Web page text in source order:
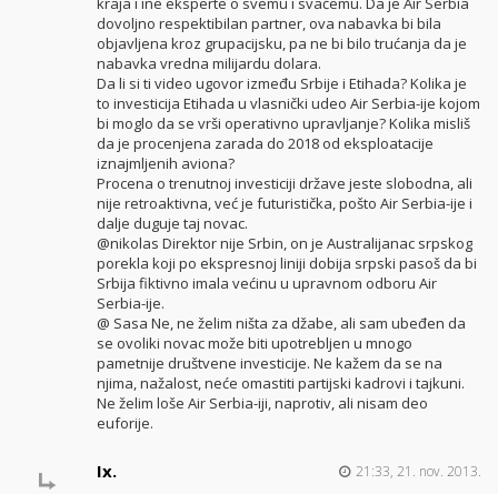
dovoljno respektibilan partner, ova nabavka bi bila
objavljena kroz grupacijsku, pa ne bi bilo trućanja da je
nabavka vredna milijardu dolara.
Da li si ti video ugovor između Srbije i Etihada? Kolika je
to investicija Etihada u vlasnički udeo Air Serbia-ije kojom
bi moglo da se vrši operativno upravljanje? Kolika misliš
da je procenjena zarada do 2018 od eksploatacije
iznajmljenih aviona?
Procena o trenutnoj investiciji države jeste slobodna, ali
nije retroaktivna, već je futuristička, pošto Air Serbia-ije i
dalje duguje taj novac.
@nikolas Direktor nije Srbin, on je Australijanac srpskog
porekla koji po ekspresnoj liniji dobija srpski pasoš da bi
Srbija fiktivno imala većinu u upravnom odboru Air
Serbia-ije.
@ Sasa Ne, ne želim ništa za džabe, ali sam ubeđen da
se ovoliki novac može biti upotrebljen u mnogo
pametnije društvene investicije. Ne kažem da se na
njima, nažalost, neće omastiti partijski kadrovi i tajkuni.
Ne želim loše Air Serbia-iji, naprotiv, ali nisam deo
euforije.
Ix. 21:33, 21. nov. 2013.